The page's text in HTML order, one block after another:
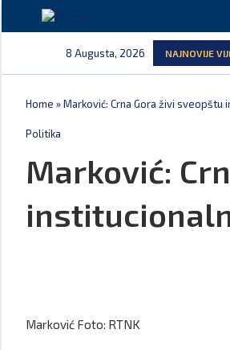
8 Augusta, 2026 NAJNOVIJE
Home »Marković: Crna Gora živi sveopštu
Politika
Marković:
Marković Foto: RTNK